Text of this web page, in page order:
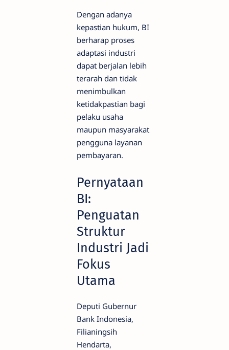
Dengan adanya
kepastian hukum, BI
berharap proses
adaptasi industri
dapat berjalan lebih
terarah dan tidak
menimbulkan
ketidakpastian bagi
pelaku usaha
maupun masyarakat
pengguna layanan
pembayaran.
Pernyataan
BI:
Penguatan
Struktur
Industri Jadi
Fokus
Utama
Deputi Gubernur
Bank Indonesia,
Filianingsih
Hendarta,